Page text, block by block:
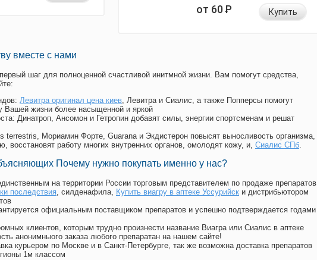
от 60Р Купить
вместе с нами
шаг для полноценной счастливой инитмной жизни. Вам помогут средства,
Левитра оригинал цена киев, Левитра и Сиалис, а также Попперсы помогут
Вашей жизни более насыщенной и яркой
: Динатроп, Ансомон и Гетропин добавят силы, энергии спортсменам и решат
terrestris, Мориамин Форте, Guarana и Экдистерон повысят выносливость организма,
восстановят работу многих внутренних органов, омолодят кожу, и, Сиалис СПб.
Почему нужно покупать именно у нас?
на территории России торговым представителем по продаже препаратов
последствия, силденафила, Купить виагру в аптеке Уссурийск и дистрибьютором
официальным поставщиком препаратов и успешно подтверждается годами
клиентов, которым трудно произнести название Виагра или Сиалис в аптеке
анонимныого заказа любого препаратан на нашем сайте!
курьером по Москве и в Санкт-Петербурге, так же возможна доставка препаратов
1м классом